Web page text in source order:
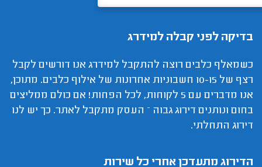
בדיקה לפני קבלה למידרג
כשמאלף כלבים רוצה להתקבל למידרג אנו דורשים לקבל
רצף של 10-15 חשבוניות אחרונות של אילוף כלבים. מתוכן,
אנו מדברים עם 5 לקוחות, לכל הפחות! אם כולם ממליצים
בחום ונותנים דירוג גבוה – העסק מתקבל לאתר. כך יש לנו
דירוג התחלתי.
הדירוג מתעדכן אחרי כל שירות